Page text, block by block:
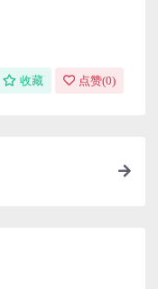
收藏 点赞(0)